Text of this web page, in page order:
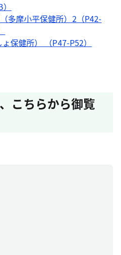
多摩小平保健所）2（P42-
保健所） （P47-P52）
こちらから御覧